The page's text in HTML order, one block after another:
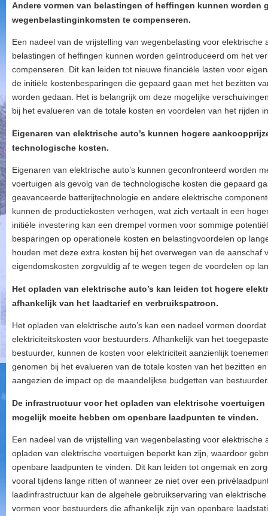
Andere vormen van belastingen of heffingen kunnen worden
wegenbelastinginkomsten te compenseren.
Een nadeel van de vrijstelling van wegenbelasting voor elektrische
belastingen of heffingen kunnen worden geïntroduceerd om het
compenseren. Dit kan leiden tot nieuwe financiële lasten voor
de initiële kostenbesparingen die gepaard gaan met het bezitten
worden gedaan. Het is belangrijk om deze mogelijke
bij het evalueren van de totale kosten en voordelen van het rijden
Eigenaren van elektrische auto’s kunnen hogere
technologische kosten.
Eigenaren van elektrische auto’s kunnen geconfronteerd worden
voertuigen als gevolg van de technologische kosten die gepaard
geavanceerde batterijtechnologie en andere elektrische
kunnen de productiekosten verhogen, wat zich vertaalt in een
initiële investering kan een drempel vormen voor sommige
besparingen op operationele kosten en belastingvoordelen op
houden met deze extra kosten bij het overwegen van de aanschaf
eigendomskosten zorgvuldig af te wegen tegen de voordelen op
Het opladen van elektrische auto’s kan leiden tot hogere
afhankelijk van het laadtarief en verbruikspatroon.
Het opladen van elektrische auto’s kan een nadeel vormen
elektriciteitskosten voor bestuurders. Afhankelijk van het
bestuurder, kunnen de kosten voor elektriciteit aanzienlijk
genomen bij het evalueren van de totale kosten van het bezitten
aangezien de impact op de maandelijkse budgetten van
De infrastructuur voor het opladen van elektrische
mogelijk moeite hebben om openbare laadpunten te vinden.
Een nadeel van de vrijstelling van wegenbelasting voor elektrische
opladen van elektrische voertuigen beperkt kan zijn, waardoor
openbare laadpunten te vinden. Dit kan leiden tot ongemak en
vooral tijdens lange ritten of wanneer ze niet over een
laadinfrastructuur kan de algehele gebruikservaring van
vormen voor bestuurders die afhankelijk zijn van openbare